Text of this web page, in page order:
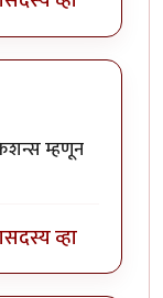
म्हणून
सदस्य व्हा